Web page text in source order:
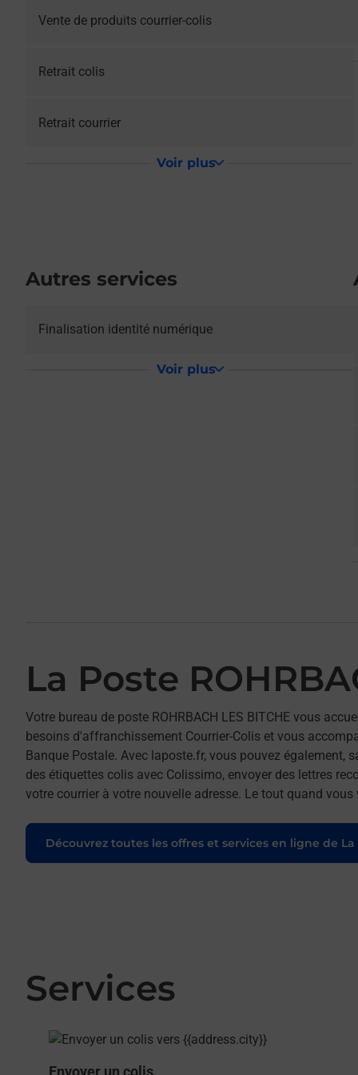
Vente de produits courrier-colis
Retrait colis
Retrait courrier
Voir plus
Autres services
Finalisation identité numérique
Voir plus
La Poste
Votre bureau de poste ROHRBACH LES BITCHE vous
besoins d'affranchissement Courrier-Colis et vous
Banque Postale. Avec laposte.fr, vous pouvez également,
des étiquettes colis avec Colissimo, envoyer des lettres
votre courrier à votre nouvelle adresse. Le tout quand vous
Découvrez toutes les offres et services en ligne de La
Services
En savoir plus
Envoyer un colis